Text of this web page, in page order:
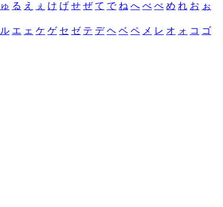
ゅ る え ぇ け げ せ ぜ て で ね へ べ ぺ め れ お ぉ
ル エ ェ ケ ゲ セ ゼ テ デ ヘ ベ ペ メ レ オ ォ コ ゴ